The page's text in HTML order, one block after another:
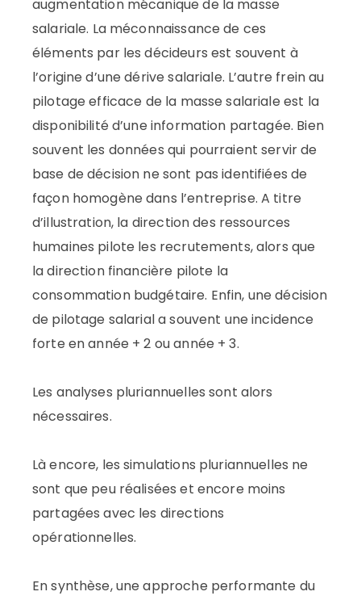
augmentation mécanique de la masse
salariale. La méconnaissance de ces
éléments par les décideurs est souvent à
l’origine d’une dérive salariale. L’autre frein au
pilotage efficace de la masse salariale est la
disponibilité d’une information partagée. Bien
souvent les données qui pourraient servir de
base de décision ne sont pas identifiées de
façon homogène dans l’entreprise. A titre
d’illustration, la direction des ressources
humaines pilote les recrutements, alors que
la direction financière pilote la
consommation budgétaire. Enfin, une décision
de pilotage salarial a souvent une incidence
forte en année + 2 ou année + 3.
Les analyses pluriannuelles sont alors
nécessaires.
Là encore, les simulations pluriannuelles ne
sont que peu réalisées et encore moins
partagées avec les directions
opérationnelles.
En synthèse, une approche performante du